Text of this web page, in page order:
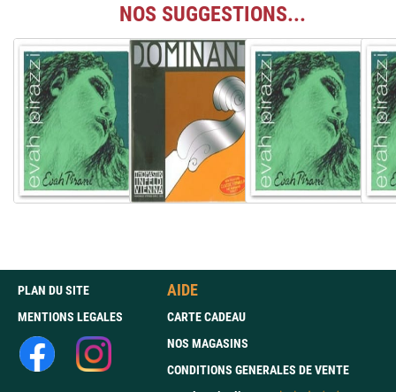
NOS SUGGESTIONS...
PLAN DU SITE
MENTIONS LEGALES
AIDE
CARTE CADEAU
NOS MAGASINS
CONDITIONS GENERALES DE VENTE